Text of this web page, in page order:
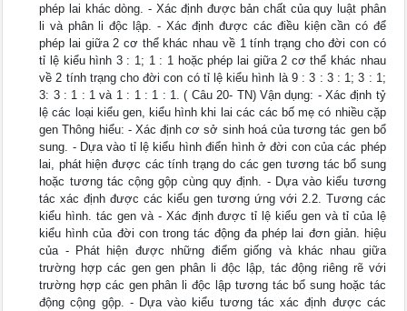
phép lai khác dòng. - Xác định được bản chất của quy luật phân
li và phân li độc lập. - Xác định được các điều kiện cần có để
phép lai giữa 2 cơ thể khác nhau về 1 tính trạng cho đời con có
tỉ lệ kiểu hình 3 : 1; 1 : 1 hoặc phép lai giữa 2 cơ thể khác nhau
về 2 tính trạng cho đời con có tỉ lệ kiểu hình là 9 : 3 : 3 : 1; 3 : 1;
3: 3 : 1 : 1 và 1 : 1 : 1 : 1. ( Câu 20- TN) Vận dụng: - Xác định tỷ
lệ các loại kiểu gen, kiểu hình khi lai các các bố mẹ có nhiều cặp
gen Thông hiểu: - Xác định cơ sở sinh hoá của tương tác gen bổ
sung. - Dựa vào tỉ lệ kiểu hình điển hình ở đời con của các phép
lai, phát hiện được các tính trạng do các gen tương tác bổ sung
hoặc tương tác cộng gộp cùng quy định. - Dựa vào kiểu tương
tác xác định được các kiểu gen tương ứng với 2.2. Tương các
kiểu hình. tác gen và - Xác định được tỉ lệ kiểu gen và tỉ của lệ
kiểu hình của đời con trong tác động đa phép lai đơn giản. hiệu
của - Phát hiện được những điểm giống và khác nhau giữa
trường hợp các gen gen phân li độc lập, tác động riêng rẽ với
trường hợp các gen phân li độc lập tương tác bổ sung hoặc tác
động cộng gộp. - Dựa vào kiểu tương tác xác định được các